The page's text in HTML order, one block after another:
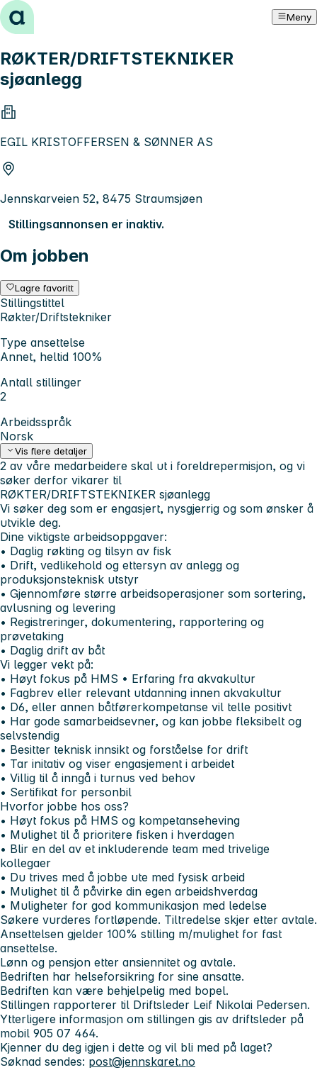
Hopp til innhold Meny
RØKTER/DRIFTSTEKNIKER
sjøanlegg
EGIL KRISTOFFERSEN & SØNNER AS
Jennskarveien 52, 8475 Straumsjøen
Stillingsannonsen er inaktiv.
Om jobben
Lagre favoritt
Stillingstittel
Røkter/Driftstekniker
Type ansettelse
Annet, heltid 100%
Antall stillinger
2
Arbeidsspråk
Norsk
Vis flere detaljer
2 av våre medarbeidere skal ut i foreldrepermisjon, og vi
søker derfor vikarer til
RØKTER/DRIFTSTEKNIKER sjøanlegg
Vi søker deg som er engasjert, nysgjerrig og som ønsker å
utvikle deg.
Dine viktigste arbeidsoppgaver:
• Daglig røkting og tilsyn av fisk
• Drift, vedlikehold og ettersyn av anlegg og
produksjonsteknisk utstyr
• Gjennomføre større arbeidsoperasjoner som sortering,
avlusning og levering
• Registreringer, dokumentering, rapportering og
prøvetaking
• Daglig drift av båt
Vi legger vekt på:
• Høyt fokus på HMS • Erfaring fra akvakultur
• Fagbrev eller relevant utdanning innen akvakultur
• D6, eller annen båtførerkompetanse vil telle positivt
• Har gode samarbeidsevner, og kan jobbe fleksibelt og
selvstendig
• Besitter teknisk innsikt og forståelse for drift
• Tar initativ og viser engasjement i arbeidet
• Villig til å inngå i turnus ved behov
• Sertifikat for personbil
Hvorfor jobbe hos oss?
• Høyt fokus på HMS og kompetanseheving
• Mulighet til å prioritere fisken i hverdagen
• Blir en del av et inkluderende team med trivelige
kollegaer
• Du trives med å jobbe ute med fysisk arbeid
• Mulighet til å påvirke din egen arbeidshverdag
• Muligheter for god kommunikasjon med ledelse
Søkere vurderes fortløpende. Tiltredelse skjer etter avtale.
Ansettelsen gjelder 100% stilling m/mulighet for fast
ansettelse.
Lønn og pensjon etter ansiennitet og avtale.
Bedriften har helseforsikring for sine ansatte.
Bedriften kan være behjelpelig med bopel.
Stillingen rapporterer til Driftsleder Leif Nikolai Pedersen.
Ytterligere informasjon om stillingen gis av driftsleder på
mobil 905 07 464.
Kjenner du deg igjen i dette og vil bli med på laget?
Søknad sendes: post@jennskaret.no